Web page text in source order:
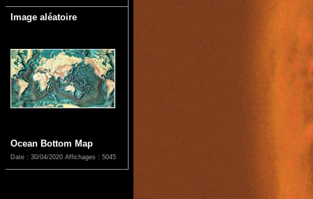
Image aléatoire
Ocean Bottom Map
Date : 30/04/2020 Affichages : 5045